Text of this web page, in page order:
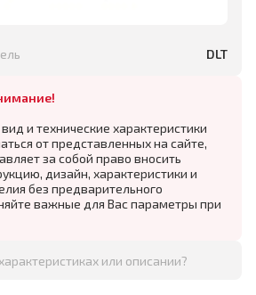
DLT
и технические характеристики
от представленных на сайте,
за собой право вносить
дизайн, характеристики и
без предварительного
важные для Вас параметры при
или описании?